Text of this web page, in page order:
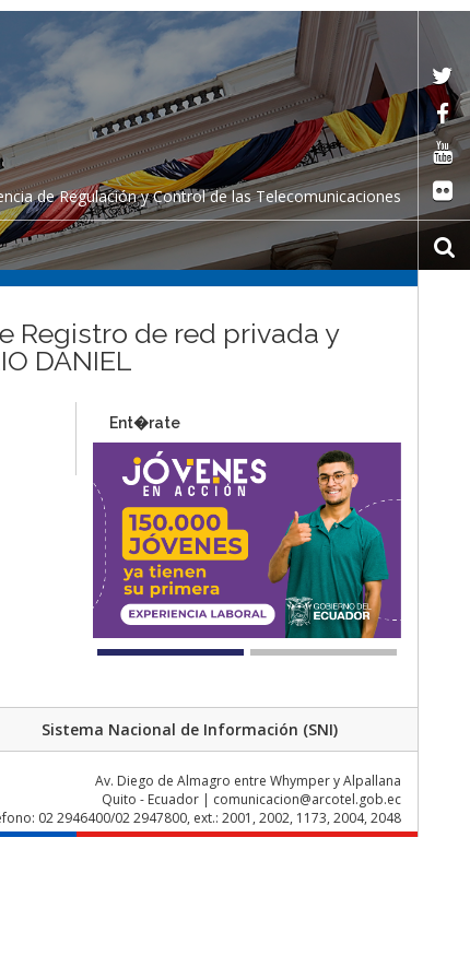
de Regulación y Control de las Telecomunicaciones
Registro de red privada y
DANIEL
Ent�rate
Sistema Nacional de Información (SNI)
Av. Diego de Almagro entre Whymper y Alpallana
Quito - Ecuador | comunicacion@arcotel.gob.ec
02 2946400/02 2947800, ext.: 2001, 2002, 1173, 2004, 2048